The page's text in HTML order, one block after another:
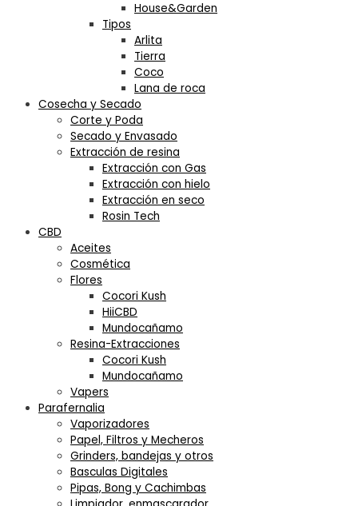
House&Garden
Tipos
Arlita
Tierra
Coco
Lana de roca
Cosecha y Secado
Corte y Poda
Secado y Envasado
Extracción de resina
Extracción con Gas
Extracción con hielo
Extracción en seco
Rosin Tech
CBD
Aceites
Cosmética
Flores
Cocori Kush
HiiCBD
Mundocañamo
Resina-Extracciones
Cocori Kush
Mundocañamo
Vapers
Parafernalia
Vaporizadores
Papel, Filtros y Mecheros
Grinders, bandejas y otros
Basculas Digitales
Pipas, Bong y Cachimbas